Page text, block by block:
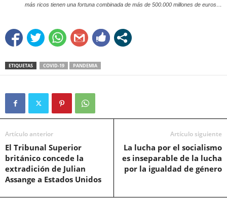
más ricos tienen una fortuna combinada de más de 500.000 millones de euros…
ETIQUETAS COVID-19 PANDEMIA
Artículo anterior
El Tribunal Superior
británico concede la
extradición de Julian
Assange a Estados Unidos
Artículo siguiente
La lucha por el socialismo
es inseparable de la lucha
por la igualdad de género